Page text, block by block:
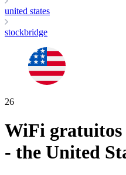
united states
stockbridge
26
WiFi gratuitos
- the United